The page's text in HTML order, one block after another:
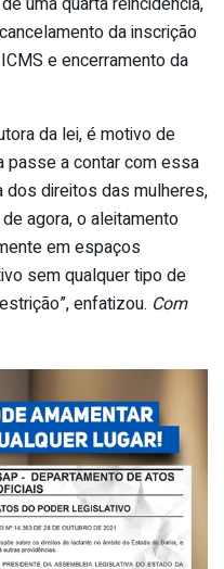
da inscrição
e encerramento da
da lei, é motivo de
passe a contar com essa
direitos das mulheres,
agora, o aleitamento
em espaços
sem qualquer tipo de
enfatizou. Com